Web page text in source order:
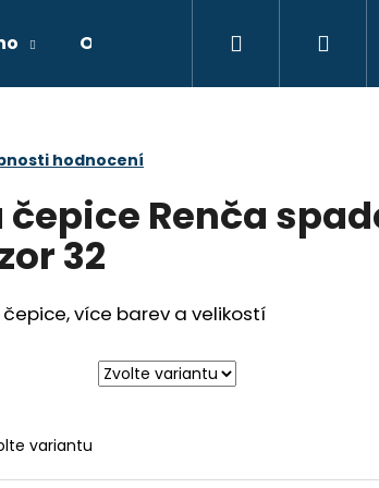
Obchodní podmínky
hodnocení
Renča
32
více barev a velikostí
variantu